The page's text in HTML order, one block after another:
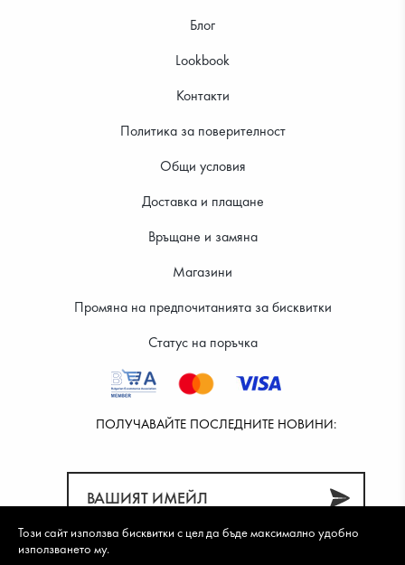
Блог
Lookbook
Контакти
Политика за поверителност
Общи условия
Доставка и плащане
Връщане и замяна
Магазини
Промяна на предпочитанията за бисквитки
Статус на поръчка
ПОЛУЧАВАЙТЕ ПОСЛЕДНИТЕ НОВИНИ:
Този сайт използва бисквитки с цел да бъде максимално удобно
използването му.